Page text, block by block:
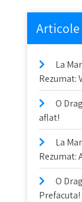
Articole
La
Rezumat:
O
aflat!
La
Rezumat:
O
Prefacuta!